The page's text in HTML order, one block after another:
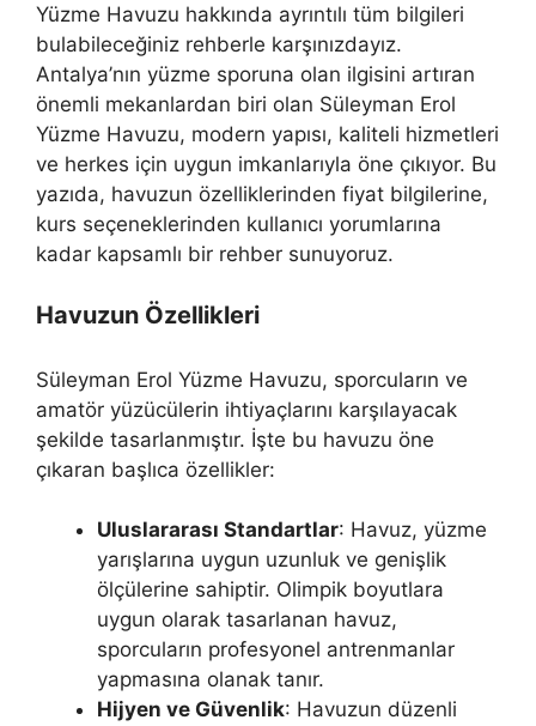
Yüzme Havuzu hakkında ayrıntılı tüm bilgileri
bulabileceğiniz rehberle karşınızdayız.
Antalya’nın yüzme sporuna olan ilgisini artıran
önemli mekanlardan biri olan Süleyman Erol
Yüzme Havuzu, modern yapısı, kaliteli hizmetleri
ve herkes için uygun imkanlarıyla öne çıkıyor. Bu
yazıda, havuzun özelliklerinden fiyat bilgilerine,
kurs seçeneklerinden kullanıcı yorumlarına
kadar kapsamlı bir rehber sunuyoruz.
Havuzun Özellikleri
Süleyman Erol Yüzme Havuzu, sporcuların ve
amatör yüzücülerin ihtiyaçlarını karşılayacak
şekilde tasarlanmıştır. İşte bu havuzu öne
çıkaran başlıca özellikler:
Uluslararası Standartlar: Havuz, yüzme
yarışlarına uygun uzunluk ve genişlik
ölçülerine sahiptir. Olimpik boyutlara
uygun olarak tasarlanan havuz,
sporcuların profesyonel antrenmanlar
yapmasına olanak tanır.
Hijyen ve Güvenlik: Havuzun düzenli